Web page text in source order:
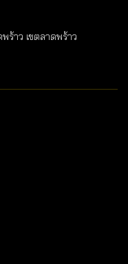
ร้าว เขตลาดพร้าว